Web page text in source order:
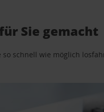
Sie gemacht
schnell wie möglich